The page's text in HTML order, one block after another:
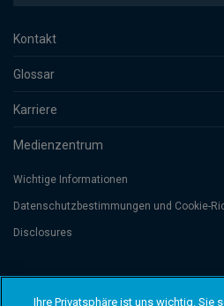
Kontakt
Glossar
Karriere
Medienzentrum
Wichtige Informationen
Datenschutzbesti­mmungen und Cookie-
Disclosures
de Commerce et des Sociétés
Ihre Privatsphäre ist uns wichtig. Sie